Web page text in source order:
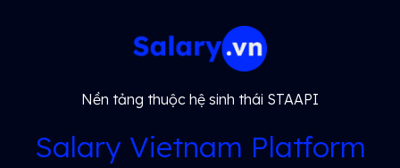
Nền tảng thuộc hệ sinh thái STAAPI
Salary Vietnam Platform